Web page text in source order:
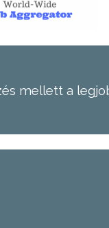
mellett a